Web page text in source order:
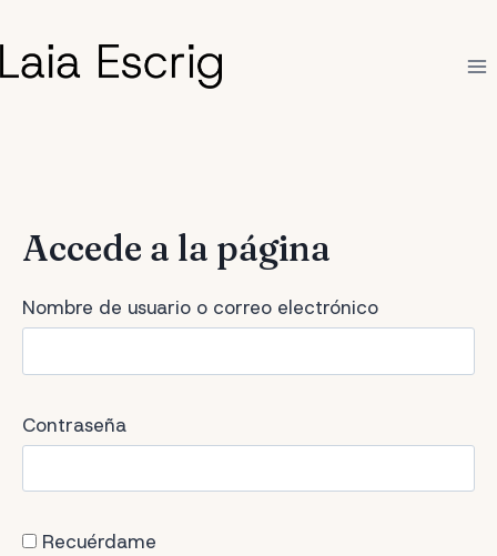
al
contenido
Accede a la página
Nombre de usuario o correo electrónico
Contraseña
Recuérdame